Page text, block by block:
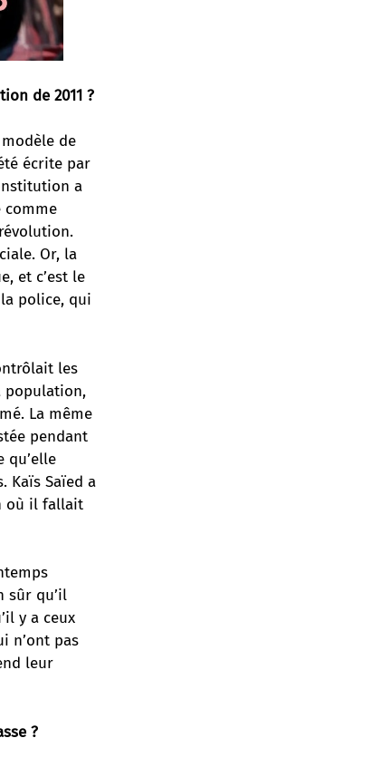
de 2011 ?
de
écrite par
a
comme
Or, la
et c’est le
police, qui
les
population,
La même
pendant
qu’elle
Kaïs Saïed a
où il fallait
sûr qu’il
y a ceux
n’ont pas
leur
?